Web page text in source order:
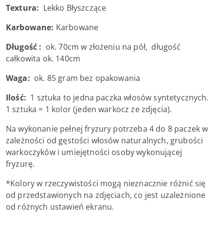
Textura: Lekko Błyszczące
Karbowane: Karbowane
Długość : ok. 70cm w złożeniu na pół, długość
całkowita ok. 140cm
Waga: ok. 85 gram bez opakowania
Ilość: 1 sztuka to jedna paczka włosów syntetycznych.
1 sztuka = 1 kolor (jeden warkocz ze zdjęcia).
Na wykonanie pełnej fryzury potrzeba 4 do 8 paczek w
zależności od gęstości włosów naturalnych, grubości
warkoczyków i umiejętności osoby wykonującej
fryzurę.
*Kolory w rzeczywistości mogą nieznacznie różnić się
od przedstawionych na zdjęciach, co jest uzależnione
od różnych ustawień ekranu.